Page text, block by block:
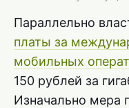
Параллельно
платы за
мобильных
150 рублей за
Изначально мера